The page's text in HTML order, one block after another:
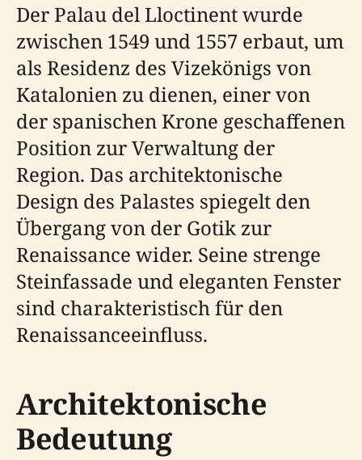
Der Palau del Lloctinent wurde
zwischen 1549 und 1557 erbaut, um
als Residenz des Vizekönigs von
Katalonien zu dienen, einer von
der spanischen Krone geschaffenen
Position zur Verwaltung der
Region. Das architektonische
Design des Palastes spiegelt den
Übergang von der Gotik zur
Renaissance wider. Seine strenge
Steinfassade und eleganten Fenster
sind charakteristisch für den
Renaissanceeinfluss.
Architektonische
Bedeutung